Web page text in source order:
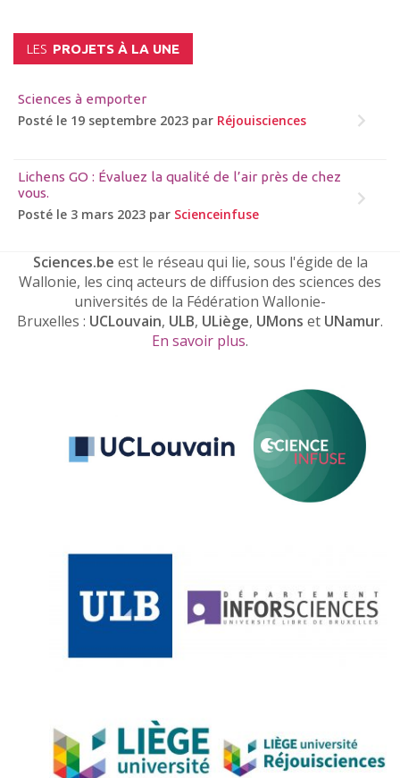
LES PROJETS À LA UNE
Sciences à emporter
Posté le 19 septembre 2023 par Réjouisciences
Lichens GO : Évaluez la qualité de l’air près de chez
vous.
Posté le 3 mars 2023 par Scienceinfuse
Sciences.be est le réseau qui lie, sous l'égide de la
Wallonie, les cinq acteurs de diffusion des sciences des
universités de la Fédération Wallonie-
Bruxelles : UCLouvain, ULB, ULiège, UMons et UNamur.
En savoir plus.